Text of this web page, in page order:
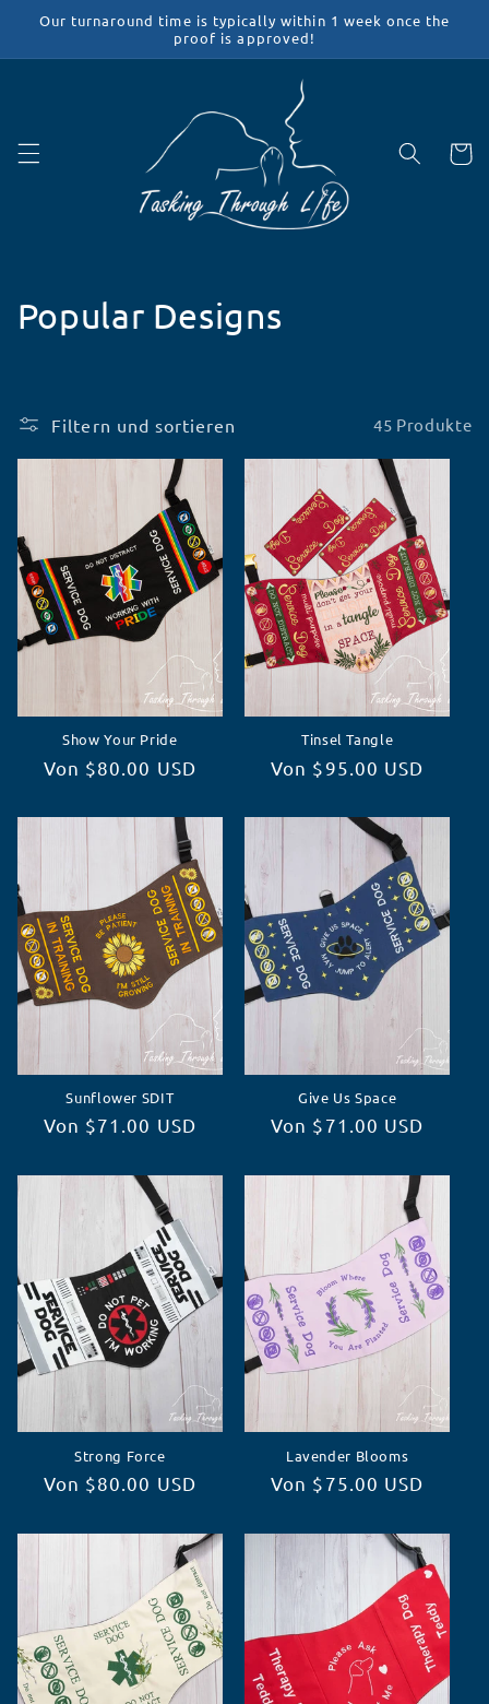
zum
Our turnaround time is typically within 1 week once the
proof is approved!
K
e
o
r
i
e
:
Popular Designs
Filtern und sortieren 45 Produkte
Show Your Pride
Normaler
Von $80.00 USD
Tinsel Tangle
Normaler
Von $95.00 USD
Sunflower SDIT
Normaler
Von $71.00 USD
Give Us Space
Normaler
Von $71.00 USD
Strong Force
Normaler
Von $80.00 USD
Lavender Blooms
Normaler
Von $75.00 USD